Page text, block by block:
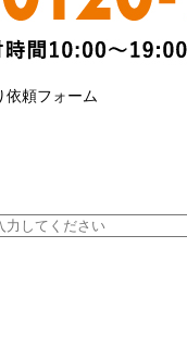
依頼フォーム